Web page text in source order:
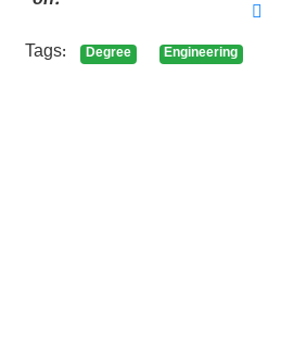
Tags: Degree Engineering